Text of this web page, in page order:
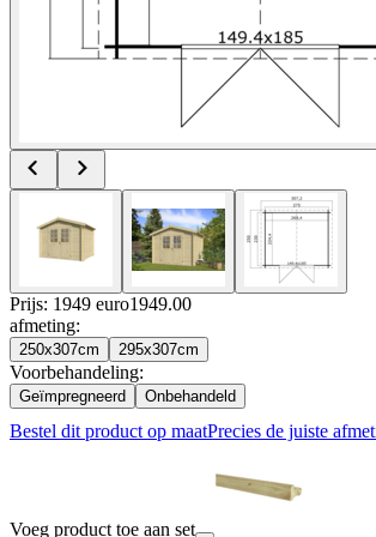
Prijs: 1949 euro1949.00
afmeting:
250x307cm 295x307cm
Voorbehandeling:
Geïmpregneerd Onbehandeld
Bestel dit product op maatPrecies de juiste
Voeg product toe aan set